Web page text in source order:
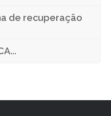
de recuperação